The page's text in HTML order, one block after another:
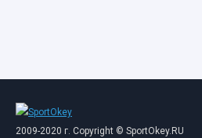
2009-2020 г. Copyright © SportOkey.RU